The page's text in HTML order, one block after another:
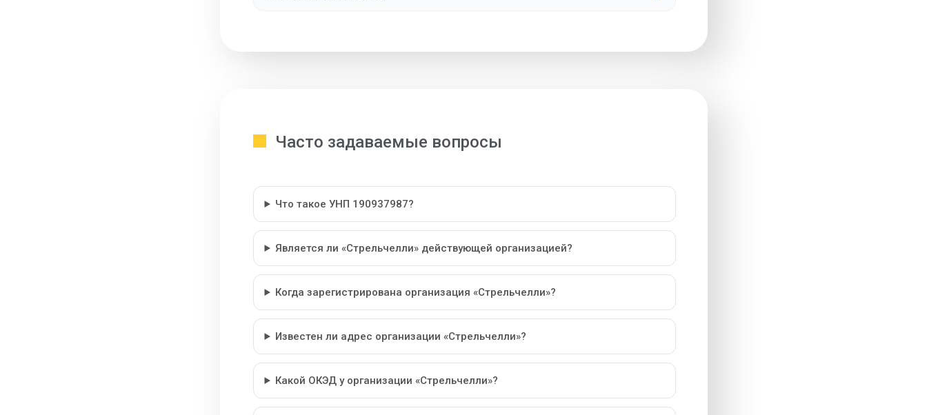
Часто задаваемые вопросы
Что такое УНП 190937987?
Является ли «Стрельчелли» действующей организацией?
Когда зарегистрирована организация «Стрельчелли»?
Известен ли адрес организации «Стрельчелли»?
Какой ОКЭД у организации «Стрельчелли»?